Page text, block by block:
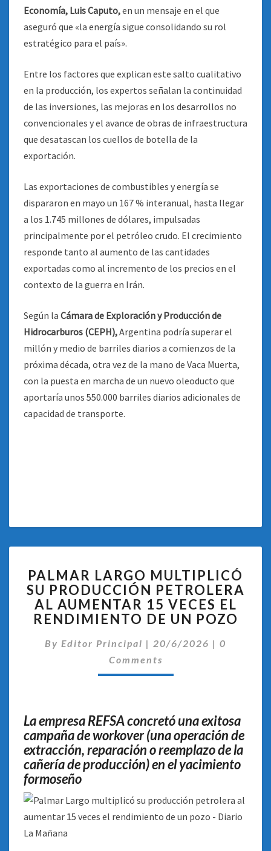
Economía, Luis Caputo,en un mensaje en el que
aseguró que «la energía sigue consolidando su rol
estratégico para el país».
Entre los factores que explican este salto cualitativo
en la producción, los expertos señalan la continuidad
de las inversiones, las mejoras en los desarrollos no
convencionales y el avance de obras de infraestructura
que desatascan los cuellos de botella de la
exportación.
Las exportaciones de combustibles y energía se
dispararon en mayo un 167 % interanual, hasta llegar
a los 1.745 millones de dólares, impulsadas
principalmente por el petróleo crudo. El crecimiento
responde tanto al aumento de las cantidades
exportadas como al incremento de los precios en el
contexto de la guerra en Irán.
Según la Cámara de Exploración y Producción de
Hidrocarburos (CEPH),Argentina podría superar el
millón y medio de barriles diarios a comienzos de la
próxima década, otra vez de la mano de Vaca Muerta,
con la puesta en marcha de un nuevo oleoducto que
aportaría unos 550.000 barriles diarios adicionales de
capacidad de transporte.
LARGO
MULTIPLICÓ
SU
PRODUCCIÓN
AL
AUMENTAR
DE
UN
POZO
PALMAR LARGO MULTIPLICÓ
SU PRODUCCIÓN PETROLERA
AL AUMENTAR 15 VECES EL
RENDIMIENTO DE UN POZO
By Editor Principal | 20/6/2026 | 0
Comments
La empresa REFSA concretó una exitosa
campaña de workover (una operación de
extracción, reparación o reemplazo de la
cañería de producción) en el yacimiento
formoseño